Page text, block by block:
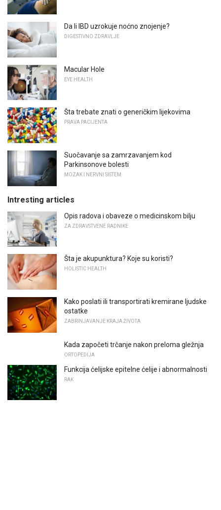
Da li IBD uzrokuje noćno znojenje?
DIGESTIVNO ZDRAVLJE
Macular Hole
EYE HEALTH
Šta trebate znati o generičkim lijekovima
PRAVA PACIJENTA
Suočavanje sa zamrzavanjem kod
Parkinsonove bolesti
MOZAK I NERVNI SISTEM
Intresting articles
Opis radova i obaveze o medicinskom bilju
ZA ZDRAVSTVENE RADNIKE
Šta je akupunktura? Koje su koristi?
HOLISTIC HEALTH
Kako poslati ili transportirati kremirane ljudske
ostatke
ZABRINJAVANJE KRAJA ŽIVOTA
Kada započeti trčanje nakon preloma gležnja
ORTOPEDIJA
Funkcija ćelijske epitelne ćelije i abnormalnosti
RAK